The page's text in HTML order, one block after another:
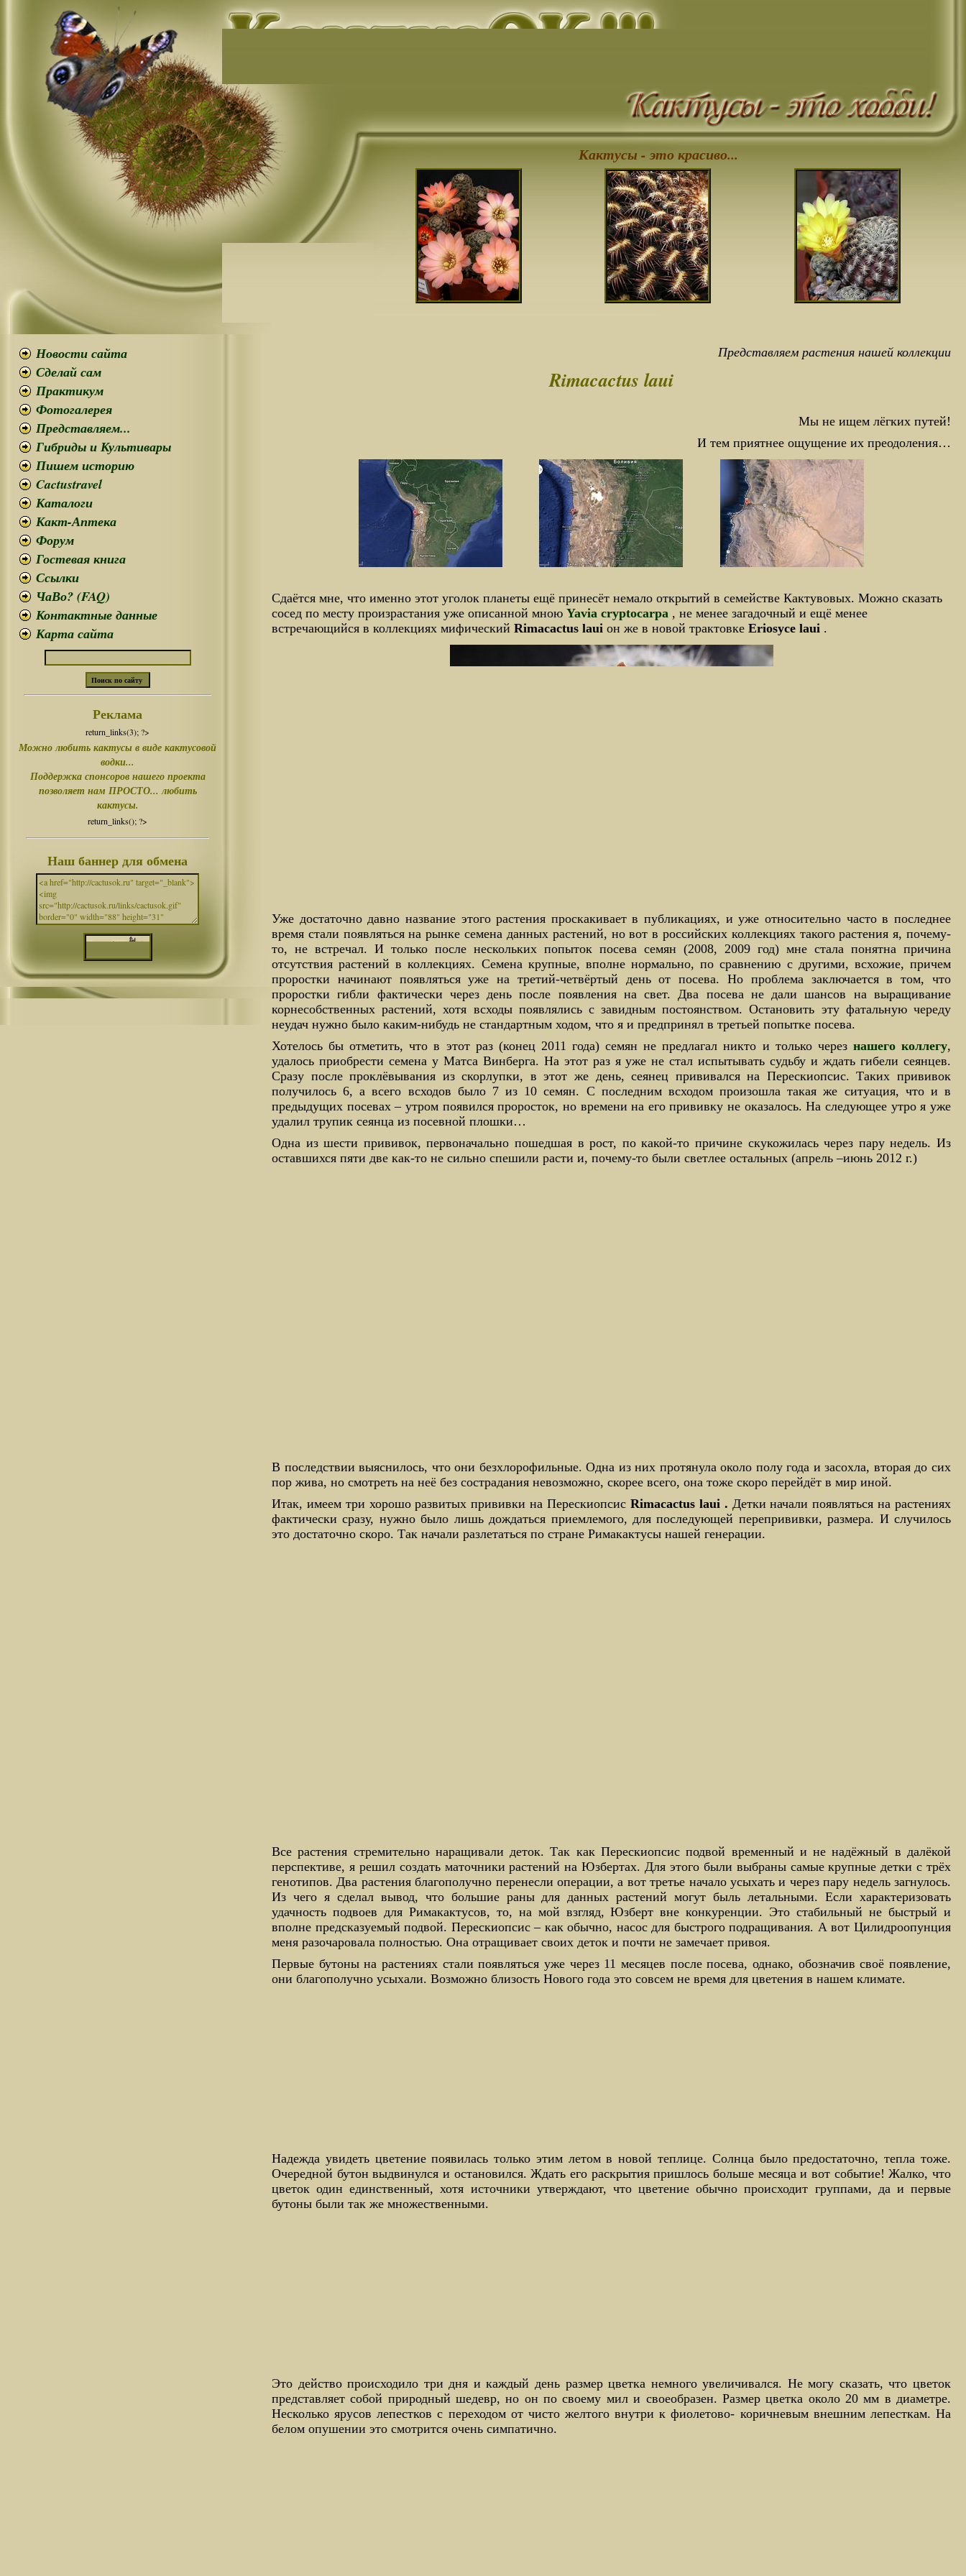
Кактусы - это красиво...
Новости сайта
Сделай сам
Практикум
Фотогалерея
Представляем...
Гибриды и Культивары
Пишем историю
Cactustravel
Каталоги
Какт-Аптека
Форум
Гостевая книга
Ссылки
ЧаВо? (FAQ)
Контактные данные
Карта сайта
Реклама
return_links(3); ?>
Можно любить кактусы в виде кактусовой
водки...
Поддержка спонсоров нашего проекта
позволяет нам ПРОСТО... любить
кактусы.
return_links(); ?>
Наш баннер для обмена
Представляем растения нашей коллекции
Rimacactus laui
Мы не ищем лёгких путей!
И тем приятнее ощущение их преодоления…
Сдаётся мне, что именно этот уголок планеты ещё принесёт немало открытий в семействе Кактувовых. Можно сказать
сосед по месту произрастания уже описанной мною Yavia cryptocarpa , не менее загадочный и ещё менее
встречающийся в коллекциях мифический Rimacactus laui он же в новой трактовке Eriosyce laui .
Уже достаточно давно название этого растения проскакивает в публикациях, и уже относительно часто в последнее
время стали появляться на рынке семена данных растений, но вот в российских коллекциях такого растения я, почему-
то, не встречал. И только после нескольких попыток посева семян (2008, 2009 год) мне стала понятна причина
отсутствия растений в коллекциях. Семена крупные, вполне нормально, по сравнению с другими, всхожие, причем
проростки начинают появляться уже на третий-четвёртый день от посева. Но проблема заключается в том, что
проростки гибли фактически через день после появления на свет. Два посева не дали шансов на выращивание
корнесобственных растений, хотя всходы появлялись с завидным постоянством. Остановить эту фатальную череду
неудач нужно было каким-нибудь не стандартным ходом, что я и предпринял в третьей попытке посева.
Хотелось бы отметить, что в этот раз (конец 2011 года) семян не предлагал никто и только через нашего коллегу,
удалось приобрести семена у Матса Винберга. На этот раз я уже не стал испытывать судьбу и ждать гибели сеянцев.
Сразу после проклёвывания из скорлупки, в этот же день, сеянец прививался на Перескиопсис. Таких прививок
получилось 6, а всего всходов было 7 из 10 семян. С последним всходом произошла такая же ситуация, что и в
предыдущих посевах – утром появился проросток, но времени на его прививку не оказалось. На следующее утро я уже
удалил трупик сеянца из посевной плошки…
Одна из шести прививок, первоначально пошедшая в рост, по какой-то причине скукожилась через пару недель. Из
оставшихся пяти две как-то не сильно спешили расти и, почему-то были светлее остальных (апрель –июнь 2012 г.)
В последствии выяснилось, что они безхлорофильные. Одна из них протянула около полу года и засохла, вторая до сих
пор жива, но смотреть на неё без сострадания невозможно, скорее всего, она тоже скоро перейдёт в мир иной.
Итак, имеем три хорошо развитых прививки на Перескиопсис Rimacactus laui . Детки начали появляться на растениях
фактически сразу, нужно было лишь дождаться приемлемого, для последующей перепрививки, размера. И случилось
это достаточно скоро. Так начали разлетаться по стране Римакактусы нашей генерации.
Все растения стремительно наращивали деток. Так как Перескиопсис подвой временный и не надёжный в далёкой
перспективе, я решил создать маточники растений на Юзбертах. Для этого были выбраны самые крупные детки с трёх
генотипов. Два растения благополучно перенесли операции, а вот третье начало усыхать и через пару недель загнулось.
Из чего я сделал вывод, что большие раны для данных растений могут быль летальными. Если характеризовать
удачность подвоев для Римакактусов, то, на мой взгляд, Юзберт вне конкуренции. Это стабильный не быстрый и
вполне предсказуемый подвой. Перескиопсис – как обычно, насос для быстрого подращивания. А вот Цилидроопунция
меня разочаровала полностью. Она отращивает своих деток и почти не замечает привоя.
Первые бутоны на растениях стали появляться уже через 11 месяцев после посева, однако, обозначив своё появление,
они благополучно усыхали. Возможно близость Нового года это совсем не время для цветения в нашем климате.
Надежда увидеть цветение появилась только этим летом в новой теплице. Солнца было предостаточно, тепла тоже.
Очередной бутон выдвинулся и остановился. Ждать его раскрытия пришлось больше месяца и вот событие! Жалко, что
цветок один единственный, хотя источники утверждают, что цветение обычно происходит группами, да и первые
бутоны были так же множественными.
Это действо происходило три дня и каждый день размер цветка немного увеличивался. Не могу сказать, что цветок
представляет собой природный шедевр, но он по своему мил и своеобразен. Размер цветка около 20 мм в диаметре.
Несколько ярусов лепестков с переходом от чисто желтого внутри к фиолетово- коричневым внешним лепесткам. На
белом опушении это смотрится очень симпатично.